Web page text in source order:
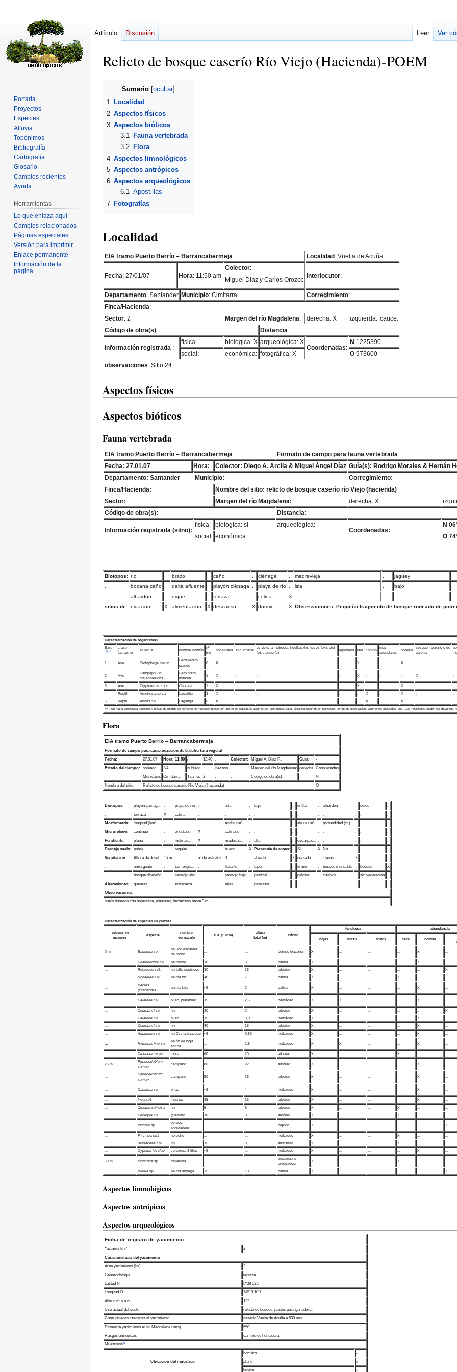
Relicto de bosque caserío Río Viejo (Hacienda)-POEM
navegación
búsqueda
Sumario
1 Localidad
2 Aspectos físicos
3 Aspectos bióticos
3.1
Fauna vertebrada
3.2
Flora
4 Aspectos limnológicos
5 Aspectos antrópicos
6 Aspectos arqueológicos
6.1 Apostillas
7 Fotografías
Localidad
EIA tramo Puerto Berrío – Barrancabermeja Localidad: Vuelta de Acuña
Fecha: 27/01/07 Hora: 11:50 am
Colector:
Miguel Diaz y Carlos Orozco
Interlocutor:
Departamento: Santander Municipio: Cimitarra Corregimiento:
Finca/Hacienda:
Sector: 2 Margen del río Magdalena: derecha: X izquierda: cauce:
Código de obra(s): Distancia:
Información registrada :
física: biológica: X arqueológica: X
Coordenadas:
N 1225390
social:
económica: fotográfica: X O 973600
observaciones: Sitio 24
Aspectos físicos
Aspectos bióticos
Fauna vertebrada
EIA tramo Puerto Berrío – Barrancabermeja
Formato de campo para fauna vertebrada
Fecha: 27.01.07
Hora: Colector: Diego A. Arcila & Miguel Ángel Díaz Guía(s): Rodrigo Morales & Hernán
Departamento: Santander
Municipio:
Corregimiento:
Finca/Hacienda:
Nombre del sitio: relicto de bosque caserío río Viejo (hacienda)
Sector:
Margen del río Magdalena: derecha: X
Código de obra(s):
Distancia:
Información registrada (si/no):
física: biológica: si
arqueológica:
Coordenadas:
N
social: económica: O
Biotopos: río brazo caño ciénaga madrevieja jagüey
bocana caño delta afluente playón ciénaga playa de río isla bajo
albardón dique terraza colina X
sitios de: nidación X. alimentación X descanso X dormir X Observaciones: Pequeño fragmento de bosque rodeado de
Caracterización de organismos
E.m.
[1]
clase
(a,r,av,m)
especie nombre común
nº
ind
observada escuchada
evidencia indirecta: huellas (h), heces (ex), piel
(p), cráneo (c)
reportada rara común
muy
abundante
bosque
bosque ribereño o de
galería
1 Ave Crotophaga major
Garrapatero
grande
6 X X X
2 Ave
Campephilus
melanoleucos
Carpintero
marcial
1 X X X
3 Ave Crypturellus soui Chorola 1 X X X
4 Reptil Ameiva ameiva Lagartija 3 X X X
5 Reptil Anolis sp. Lagartija 6 X X X
#^ . En fauna vertebrada terrestre la unidad de medida de esfuerzo de muestreo puede ser uno de los siguientes parámetros: área muestreada, distancia recorrida en transecto, tiempo de observación, volúmenes analizados, etc.. Las mediciones pueden ser disyuntas.
Flora
EIA tramo Puerto Berrío – Barrancabermeja
Formato de campo para caracterización de la cobertura vegetal
Fecha:
27.01.07 Hora: 11:50 / 12:40 . Colector: Miguel A. Díaz R. Guía:
-
Estado del tiempo:
soleado 2/4 nublado . lluvioso . Margen del río Magdalena: derecha Coordenadas
Municipio: Cimitarra Tramo: 2 . . Código de obra(s): .
N
Nombre del sitio:
Relicto de bosque caserío Río Viejo (Hacienda) O
Biotopos: playón ciénaga . playa de río . isla . bajo . orillar . albardón . dique
.
.
terraza X colina . . . . . . . . . .
.
Morfometría: longitud (km) . . . ancho (m) . . . altura (m) . profundidad (m) . .
.
Microrelieve: continuo . ondulado X colinado . . . . . . . .
.
Pendiente: plana . inclinada X moderada . alta . escarpada . . . .
.
Drenaje suelo: pobre . regular . bueno X Presencia de rocas: . Si X No . .
.
Vegetación: Altura de dosel: 15 m . nº de estratos: 3 . abierto X cerrado . claros X .
.
.
emergente . sumergida . flotante . tapón . firme . bosque inundable . bosque
X
.
bosque ribereño . rastrojo alto . rastrojo bajo . pastizal . palmar . cultivos . sin vegetación .
Alteraciones: quemas . entresaca . talas . pastoreo . . . . . .
.
Observaciones:
suelo húmedo con hojarasca, plántulas, herbáceos hasta 3 m.
Caracterización de especies de plantas
esfuerzo de
muestreo
especie
nombre
vernáculo
Ø a. p. (cm)
altura
total (m)
hábito
fenología
abundancia
hojas
flores frutos rara común
0 m Bauhinia sp
bejuco escalera
de mono
bejuco trepador X X
Chamedorea sp palmiche 10 3 palma X X
Rutaceae sp1 nn tallo espinoso 30 18 arbóreo X X
Scheelea sp1 palma nn 40 7 palma X X
Bactris
guianensis
palma lata <5 2 palma X X
Calathea sp bijao, platanillo <5 2,5 herbáceo X X X
Cedrela cf sp nn 30 24 arbóreo X X
Calathea sp bijao <5 3,0 herbáceo X X
Cedrela cf sp nn 40 15 arbóreo X X
Asplundía sp nn Cyclanthaceae <5 0,80 herbáceo X X
Hymenachne sp
pajón de hoja
ancha
2,5 herbáceo X X X
Tabebuia rosea roble 60 20 arbóreo X X
25 m
Pithecellobium
saman
campano 80 22 arbóreo X X
Pithecellobium
saman
campano 50 25 arbóreo X X
Calathea sp bijao <5 4 herbáceo X X
Inga sp1 inga sp 35 16 arbóreo X X
Cleome spinosa nn 5 6 arbóreo X X
Cecropia sp guarumo 10 8 arbóreo X X
Ipomea sp
bejuco,
enredadera
bejuco X X
Filicinea sp1 helecho herbáceo X X
Rubiaceae sp1 nn <5 3 arbustivo X X
Cyperus luzulae cortadera 3 filos <5 herbáceo X X
50 m Monstera sp trepadora
trepadora o
enredadera
X X
Welfia sp palma amarga 15 10 palma X X
Aspectos limnológicos
Aspectos antrópicos
Aspectos arqueológicos
Ficha de registro de yacimiento
Yacimiento nº
2
Características del yacimiento
Área yacimiento (ha)
2
Geomorfología
terraza
Latitud N
6º38'13,5
Longitud O
74º19'10,7
Altitud m s.n.m.
122
Uso actual del suelo
relicto de bosque, pastos para ganadería
Comunidades cercanas al yacimiento
caserío Vuelta de Acuña a 500 mts
Distancia yacimiento al río Magdalena (mts)
550
Rasgos antrópicos
camino de herradura
Muestreos^
Ubicación del muestreo
hombro
-
plano
x
ladera
-
Artículo Discusión Leer Ver
Portada
Proyectos
Especies
Alluvia
Topónimos
Bibliografía
Cartografía
Glosario
Cambios recientes
Ayuda
Herramientas
Lo que enlaza aquí
Cambios relacionados
Páginas especiales
Versión para imprimir
Enlace permanente
Información de la
página